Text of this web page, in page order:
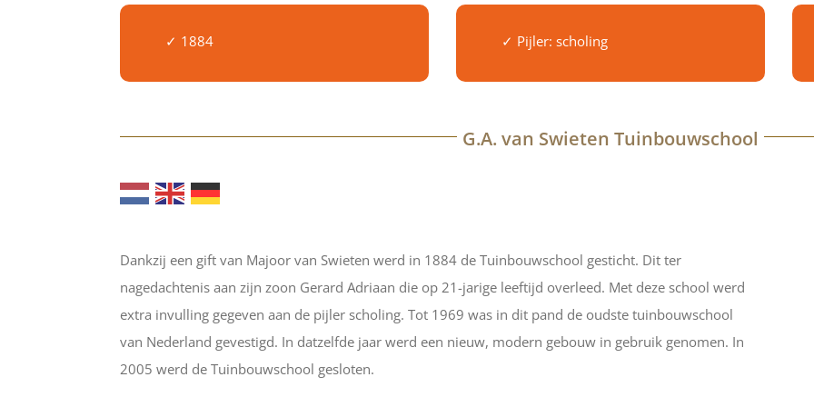
✓ 1884 ✓ Pijler: scholing
G.A. van Swieten Tuinbouwschool
Dankzij een gift van Majoor van Swieten werd in 1884 de Tuinbouwschool gesticht. Dit ter
nagedachtenis aan zijn zoon Gerard Adriaan die op 21-jarige leeftijd overleed. Met deze school werd
extra invulling gegeven aan de pijler scholing. Tot 1969 was in dit pand de oudste tuinbouwschool
van Nederland gevestigd. In datzelfde jaar werd een nieuw, modern gebouw in gebruik genomen. In
2005 werd de Tuinbouwschool gesloten.